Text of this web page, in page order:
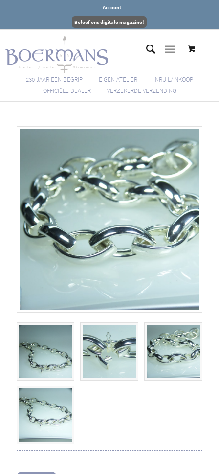
Account
Beleef ons digitale magazine!
230 JAAR EEN BEGRIP EIGEN ATELIER
INRUIL/INKOOP
OFFICIËLE DEALER
VERZEKERDE VERZENDING